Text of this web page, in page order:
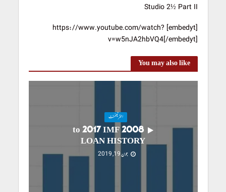
Studio 2½ Part II
[embedyt] https://www.youtube.com/watch?
v=w5nJA2hbVQ4[/embedyt]
You may also like
انٹرٹینمنٹ
2008 to 2017 IMF
LOAN HISTORY
جون 19, 2019